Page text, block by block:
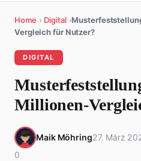
Home › Digital ›
Vergleich für Nutzer?
DIGITAL
Millionen-
Maik Möhring27. März
0